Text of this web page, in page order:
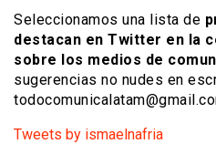
Seleccionamos una lista de
destacan en Twitter en la
sobre los medios de
sugerencias no nudes en
Tweets by ismaelnafria